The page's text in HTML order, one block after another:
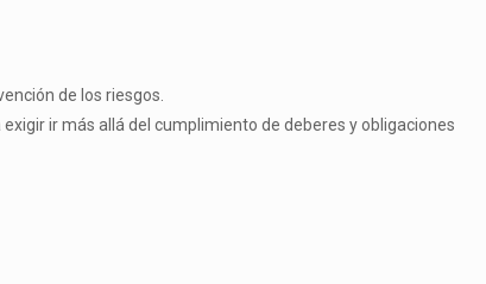
de los riesgos.
ir más allá del cumplimiento de deberes y obligaciones